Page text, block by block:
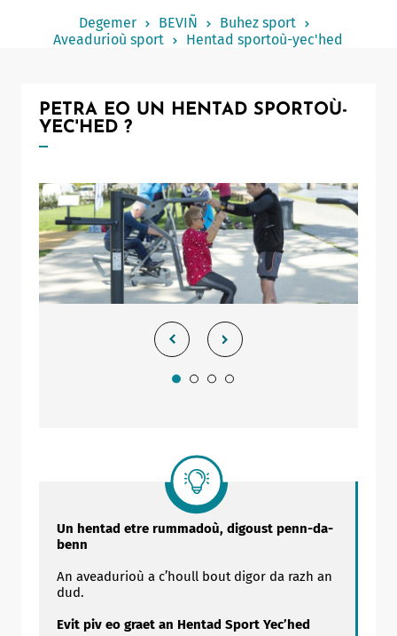
Un commerce
Degemer BEVIÑ
Buhez sport
Aveadurioù sport
Hentad sportoù-yec'hed
PETRA EO UN HENTAD SPORTOÙ-
YEC'HED ?
Un hentad etre rummadoù, digoust penn-da-
benn
An aveadurioù a c’houll bout digor da razh an
dud.
Evit piv eo graet an Hentad Sport Yec’hed